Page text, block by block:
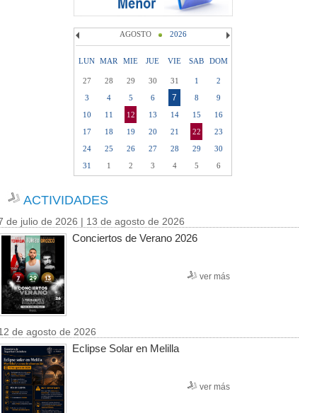
AGOSTO 2026
LUN MAR MIE JUE VIE SAB DOM
27 28 29 30 31 1
2
3
4 5 6 7 8
9
10
11 12 13 14 15
16
17
18 19 20 21 22
23
24
25 26 27 28 29
30
31
1 2 3 4 5 6
ACTIVIDADES
de julio de 2026 | 13 de agosto de 2026
Conciertos de Verano 2026
ver más
de agosto de 2026
Eclipse Solar en Melilla
ver más